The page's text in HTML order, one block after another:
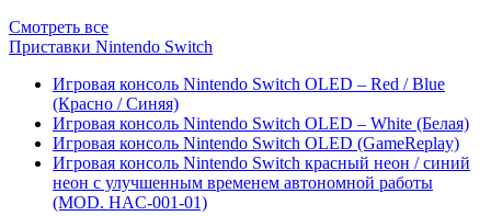
Смотреть все
Приставки Nintendo Switch
Игровая консоль Nintendo Switch OLED – Red / Blue
(Красно / Синяя)
Игровая консоль Nintendo Switch OLED – White (Белая)
Игровая консоль Nintendo Switch OLED (GameReplay)
Игровая консоль Nintendo Switch красный неон / синий
неон с улучшенным временем автономной работы
(MOD. HAC-001-01)